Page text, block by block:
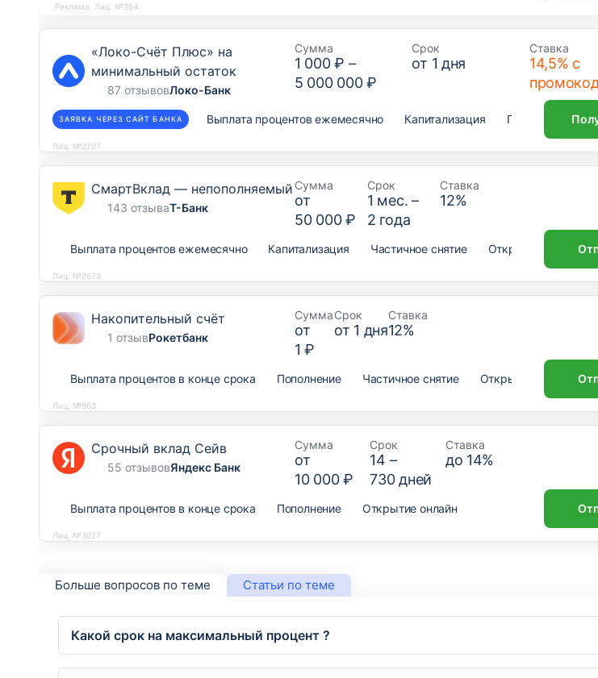
Реклама. Лиц. №354
«Локо-Счёт Плюс» на
минимальный остаток
87 отзывовЛоко-Банк
Сумма
1 000 ₽ –
5 000 000 ₽
Срок
от 1 дня
Ставка
14,5% с
ЗАЯВКА ЧЕРЕЗ САЙТ БАНКА Выплата процентов ежемесячно Капитализация Пополнение
Лиц. №2707
СмартВклад — непополняемый
143 отзываТ-Банк
Сумма
от
50 000 ₽
Срок
1 мес. –
2 года
Ставка
12%
Выплата процентов ежемесячно Капитализация Частичное снятие Открытие онлайн
Лиц. №2673
Накопительный счёт
1 отзывРокетбанк
Сумма
от
1 ₽
Срок
от 1 дня
Ставка
12%
Выплата процентов в конце срока Пополнение Частичное снятие Открытие онлайн
Лиц. №963
Срочный вклад Сейв
55 отзывовЯндекс Банк
Сумма
от
10 000 ₽
Срок
14 –
730дней
Ставка
до 14%
Выплата процентов в конце срока Пополнение Открытие онлайн
Лиц. №3027
Больше вопросов по теме Статьи по теме
Какой срок на максимальный процент ?